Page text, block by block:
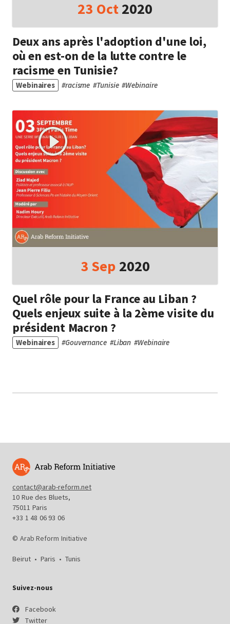
23 Oct 2020
Deux ans après l'adoption d'une loi,
où en est-on de la lutte contre le
racisme en Tunisie?
Webinaires #racisme #Tunisie #Webinaire
3 Sep 2020
Quel rôle pour la France au Liban ?
Quels enjeux suite à la 2ème visite du
président Macron ?
Webinaires #Gouvernance #Liban #Webinaire
contact@arab-reform.net
10 Rue des Bluets,
75011 Paris
+33 1 48 06 93 06
© Arab Reform Initiative
Beirut • Paris • Tunis
Suivez-nous
Facebook
Twitter